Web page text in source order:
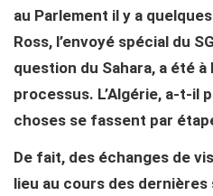
au Parlement il y a
Ross, l’envoyé spécial du
question du Sahara, a été à
processus. L’Algérie, a-t-il
choses se fassent par
De fait, des échanges de
lieu au cours des dernières